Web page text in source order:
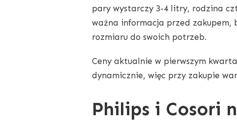
pary wystarczy 3-4 litry, rodzina
ważna informacja przed zakupem,
rozmiaru do swoich potrzeb.
Ceny aktualnie w pierwszym
dynamicznie, więc przy zakupie
Philips i Cosori